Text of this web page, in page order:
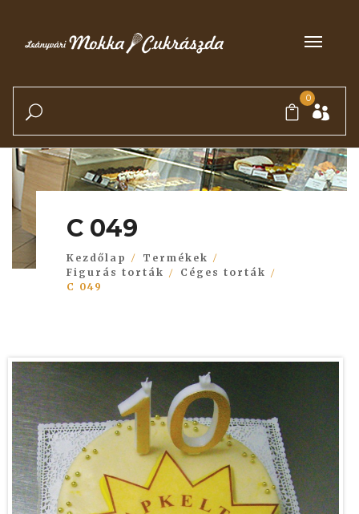
0
C 049
Kezdőlap
Termékek
Figurás torták
Céges torták
C 049